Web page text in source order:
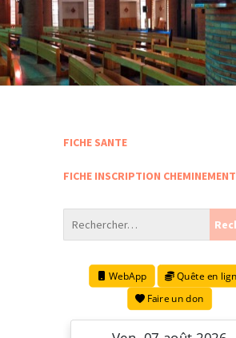
FICHE SANTE
FICHE INSCRIPTION CHEMINEMENT